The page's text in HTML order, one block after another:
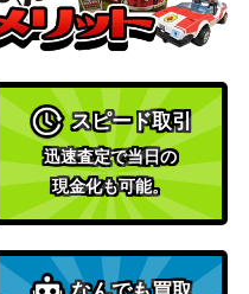
スピード取引
迅速査定で当日の
現金化も可能。